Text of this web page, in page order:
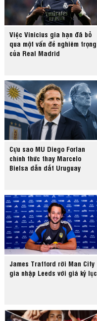
Việc Vinicius gia hạn đã bỏ
qua một vấn đề nghiêm trọng
của Real Madrid
Cựu sao MU Diego Forlan
chính thức thay Marcelo
Bielsa dẫn dắt Uruguay
James Trafford rời Man City
gia nhập Leeds với giá kỷ lục